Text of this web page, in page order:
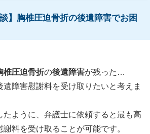
】胸椎圧迫骨折の後遺障害でお困
椎圧迫骨折の後遺障害が残った…
遺障害慰謝料を受け取りたいと考えま
たように、弁護士に依頼すると最も高
料を受け取ることが可能です。